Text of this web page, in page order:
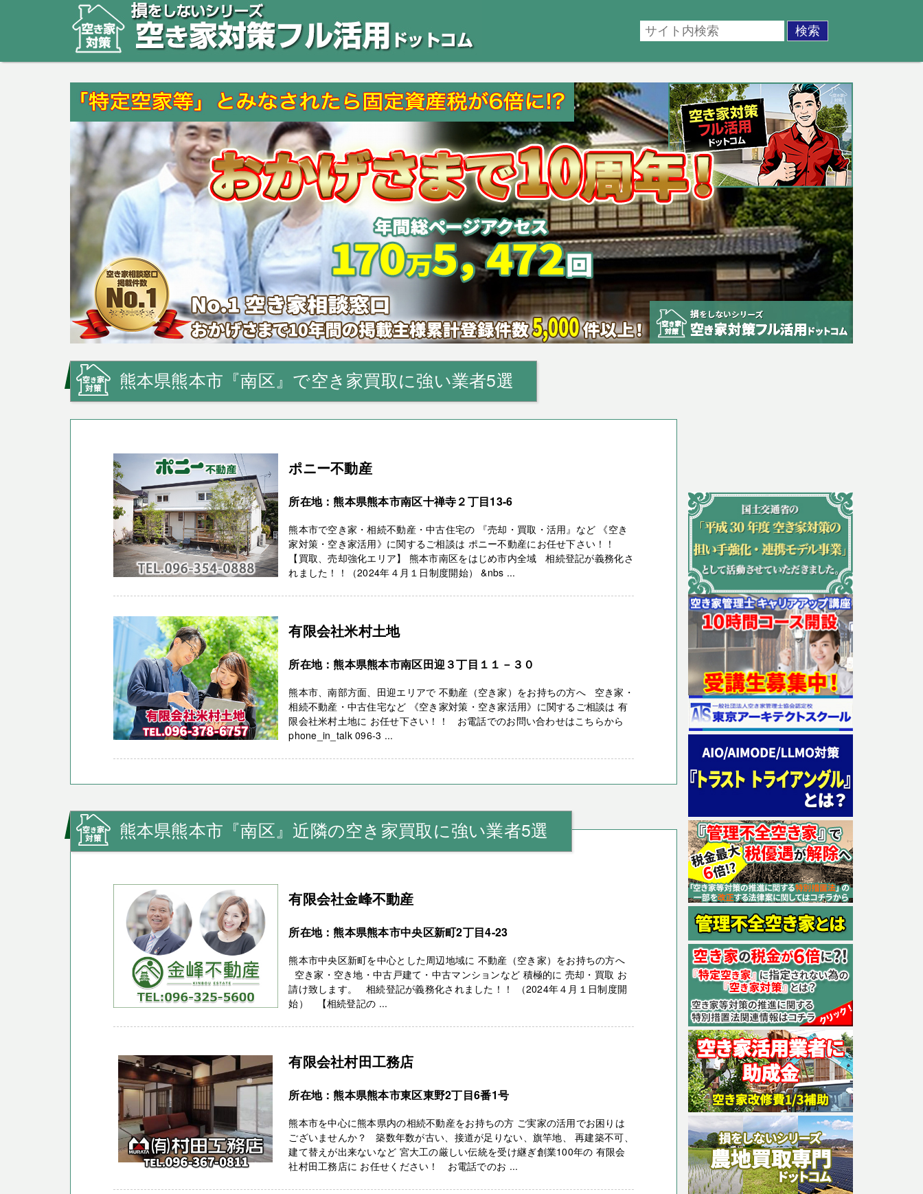
熊本県熊本市『南区』で空き家買取に強い業者5選
ポニー不動産
所在地：熊本県熊本市南区十禅寺２丁目13-6
熊本市で空き家・相続不動産・中古住宅の 『売却・買取・活用』など 《空き
家対策・空き家活用》に関するご相談は ポニー不動産にお任せ下さい！！
【買取、売却強化エリア】 熊本市南区をはじめ市内全域 相続登記が義務化さ
れました！！（2024年４月１日制度開始） &nbs ...
有限会社米村土地
所在地：熊本県熊本市南区田迎３丁目１１－３０
熊本市、南部方面、田迎エリアで 不動産（空き家）をお持ちの方へ 空き家・
相続不動産・中古住宅など 《空き家対策・空き家活用》に関するご相談は 有
限会社米村土地に お任せ下さい！！ お電話でのお問い合わせはこちらから
phone_in_talk 096-3 ...
熊本県熊本市『南区』近隣の空き家買取に強い業者5選
有限会社金峰不動産
所在地：熊本県熊本市中央区新町2丁目4-23
熊本市中央区新町を中心とした周辺地域に 不動産（空き家）をお持ちの方へ
空き家・空き地・中古戸建て・中古マンションなど 積極的に 売却・買取 お
請け致します。 相続登記が義務化されました！！ （2024年４月１日制度開
始） 【相続登記の ...
有限会社村田工務店
所在地：熊本県熊本市東区東野2丁目6番1号
熊本市を中心に熊本県内の相続不動産をお持ちの方 ご実家の活用でお困りは
ございませんか？ 築数年数が古い、接道が足りない、旗竿地、 再建築不可、
建て替えが出来ないなど 宮大工の厳しい伝統を受け継ぎ創業100年の 有限会
社村田工務店に お任せください！ お電話でのお ...